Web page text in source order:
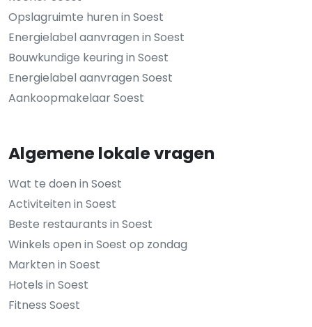
Opslagruimte huren in Soest
Energielabel aanvragen in Soest
Bouwkundige keuring in Soest
Energielabel aanvragen Soest
Aankoopmakelaar Soest
Algemene lokale vragen
Wat te doen in Soest
Activiteiten in Soest
Beste restaurants in Soest
Winkels open in Soest op zondag
Markten in Soest
Hotels in Soest
Fitness Soest